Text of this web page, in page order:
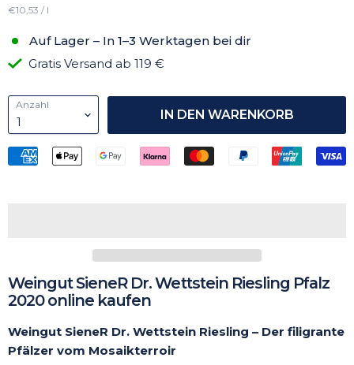
€10,53 / l
Auf Lager – In 1–3 Werktagen bei dir
Gratis Versand ab 119 €
Anzahl
IN DEN WARENKORB
Weingut SieneR Dr. Wettstein Riesling Pfalz
2020 online kaufen
Weingut SieneR Dr. Wettstein Riesling – Der filigrante
Pfälzer vom Mosaikterroir